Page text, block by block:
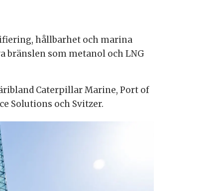
hållbarhet och marina
som metanol och LNG
Caterpillar Marine, Port of
Solutions och Svitzer.